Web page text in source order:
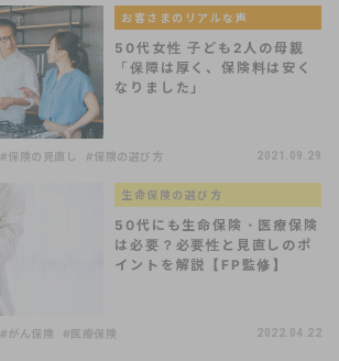
お客さまのリアルな声
50代女性 子ども2人の母親
「保障は厚く、保険料は安く
なりました」
#保険の見直し #保険の選び方 2021.09.29
生命保険の選び方
50代にも生命保険・医療保険
は必要？必要性と見直しのポ
イントを解説【FP監修】
#がん保険 #医療保険 2022.04.22